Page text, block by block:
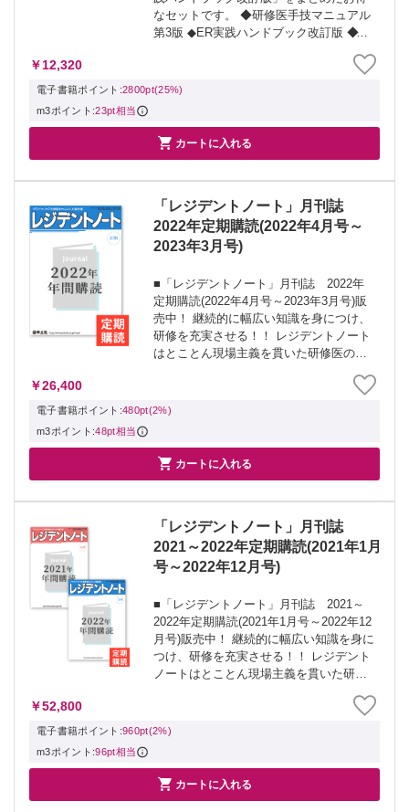
なセットです。 ◆研修医手技マニュアル
第3版 ◆ER実践ハンドブック改訂版 ◆有
回購入時にご利用いただけます！ 特別ポ
イント25％（2,800円...
￥12,320
電子書籍ポイント:2800pt(25%)
m3ポイント:23pt相当
 カートに入れる
「レジデントノート」月刊誌
2022年定期購読(2022年4月号～
2023年3月号)
■「レジデントノート」月刊誌 2022年
定期購読(2022年4月号～2023年3月号)販
売中！ 継続的に幅広い知識を身につけ、
研修を充実させる！！ レジデントノート
はとことん現場主義を貫いた研修医の必
にやる気が起こる！ ・大人気連載がもれ
なく読める ・質の高い...
￥26,400
電子書籍ポイント:480pt(2%)
m3ポイント:48pt相当
 カートに入れる
「レジデントノート」月刊誌
2021～2022年定期購読(2021年1月
号～2022年12月号)
■「レジデントノート」月刊誌 2021～
2022年定期購読(2021年1月号～2022年12
月号)販売中！ 継続的に幅広い知識を身に
つけ、研修を充実させる！！ レジデント
ノートはとことん現場主義を貫いた研修
くたびにやる気が起こる！ ・大人気連載
がもれなく読める...
￥52,800
電子書籍ポイント:960pt(2%)
m3ポイント:96pt相当
 カートに入れる